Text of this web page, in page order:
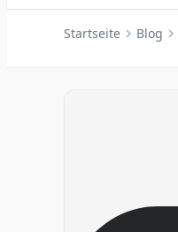
Startseite Blog